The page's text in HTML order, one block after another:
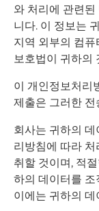
와 처리에 관련
니다. 이 정보는
지역 외부의 컴
보호법이 귀하의
이 개인정보처리
제출은 그러한
회사는 귀하의
리방침에 따라
취할 것이며, 적
하의 데이터를
이에는 귀하의